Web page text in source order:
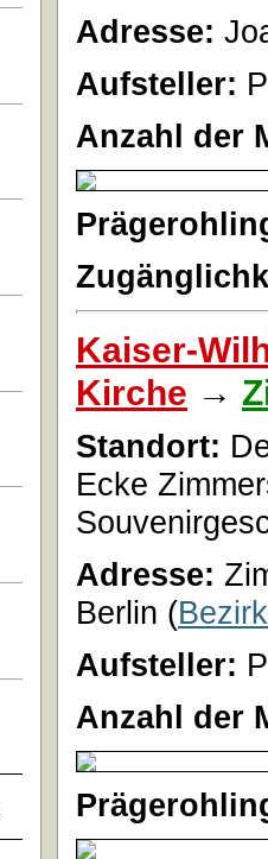
Adresse:
Aufsteller:
Anzahl der
Kaiser-
Kirche →
Standort:
Ecke
Adresse:
Berlin (
Aufsteller:
Anzahl der